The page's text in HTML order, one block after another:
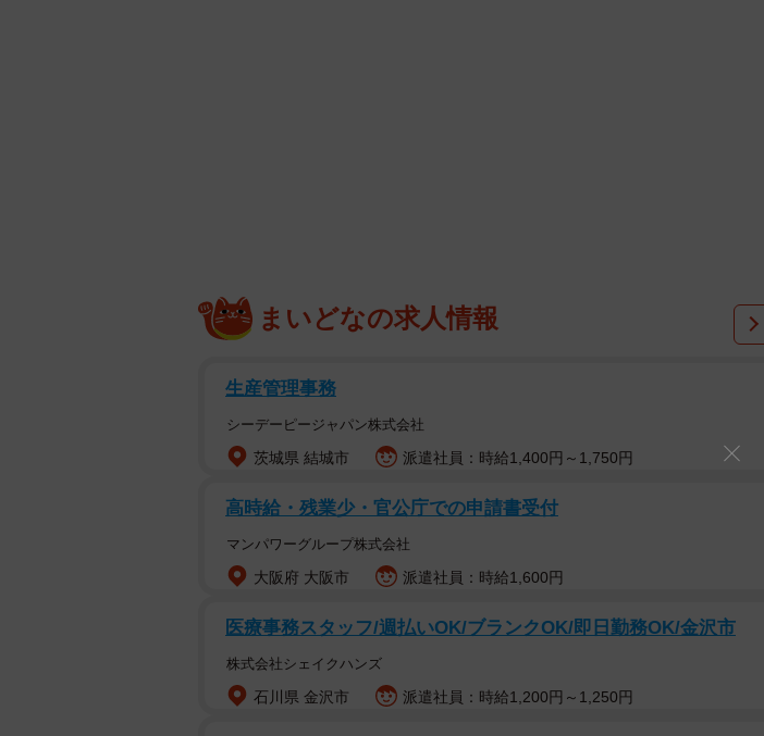
まいどなの求人情報
生産管理事務
シーデーピージャパン株式会社
茨城県 結城市 派遣社員：時給1,400円～1,750円
高時給・残業少・官公庁での申請書受付
マンパワーグループ株式会社
大阪府 大阪市 派遣社員：時給1,600円
医療事務スタッフ/週払いOK/ブランクOK/即日勤務OK/金沢市
株式会社シェイクハンズ
石川県 金沢市 派遣社員：時給1,200円～1,250円